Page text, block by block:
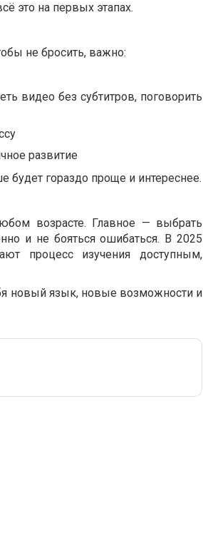
это на первых этапах.
не бросить, важно:
видео без субтитров, поговорить
развитие
гораздо проще и интереснее.
возрасте. Главное — выбрать
и не бояться ошибаться. В 2025
процесс изучения доступным,
новый язык, новые возможности и